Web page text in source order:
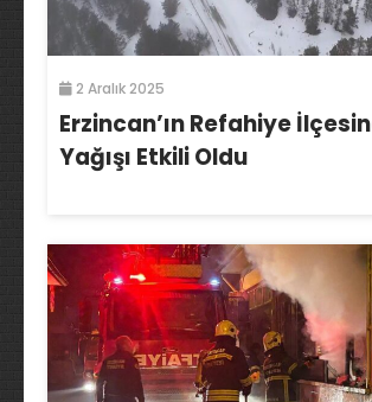
2 Aralık 2025
Erzincan’ın Refahiye
Yağışı Etkili Oldu